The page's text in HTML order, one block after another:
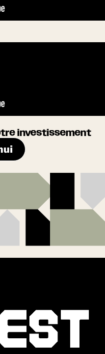
investissement